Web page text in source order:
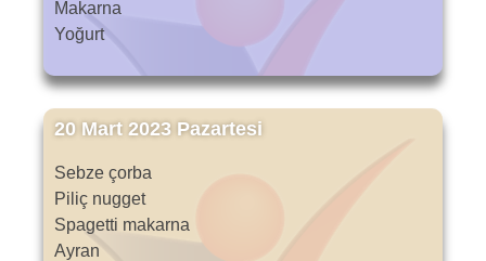
Makarna
Yoğurt
20 Mart 2023 Pazartesi
Sebze çorba
Piliç nugget
Spagetti makarna
Ayran